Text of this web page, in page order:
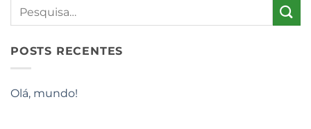
POSTS RECENTES
Olá, mundo!